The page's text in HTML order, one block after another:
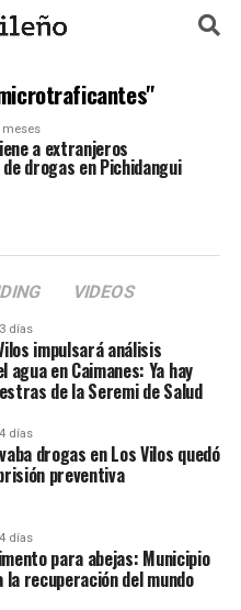
meses
a extranjeros
drogas en Pichidangui
VIDEOS
días
impulsará análisis
agua en Caimanes: Ya hay
de la Seremi de Salud
días
drogas en Los Vilos quedó
preventiva
días
para abejas: Municipio
la recuperación del mundo